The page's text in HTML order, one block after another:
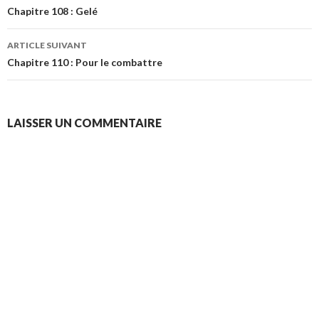
des
articles
Chapitre 108 : Gelé
ARTICLE SUIVANT
Chapitre 110 : Pour le combattre
LAISSER UN COMMENTAIRE